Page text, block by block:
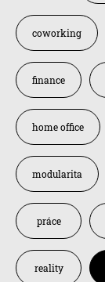
coworking
finance
home office
modularita
práce
reality